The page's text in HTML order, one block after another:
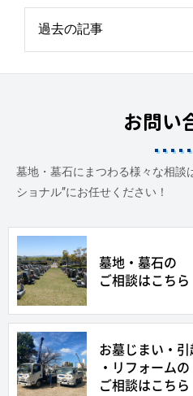
お問い
墓地・墓石にまつわる様々な相談
ショナル”にお任せください！
墓地・墓石の
ご相談はこちら
お墓じまい・
・リフォームの
ご相談はこちら